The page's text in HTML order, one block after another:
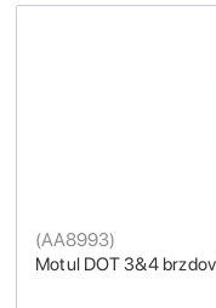
Motul DOT 3&4
(AA8993)